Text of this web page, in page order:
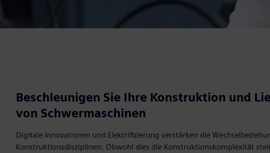
Beschleunigen Sie Ihre Konstruktion und
von Schwermaschinen
Digitale Innovationen und Elektrifizierung verstärken die
Konstruktionsdisziplinen. Obwohl dies die Konstruktionskomplexität